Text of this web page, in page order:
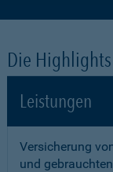
Die Highlights
Leistungen
Versicherung
und gebrauchten